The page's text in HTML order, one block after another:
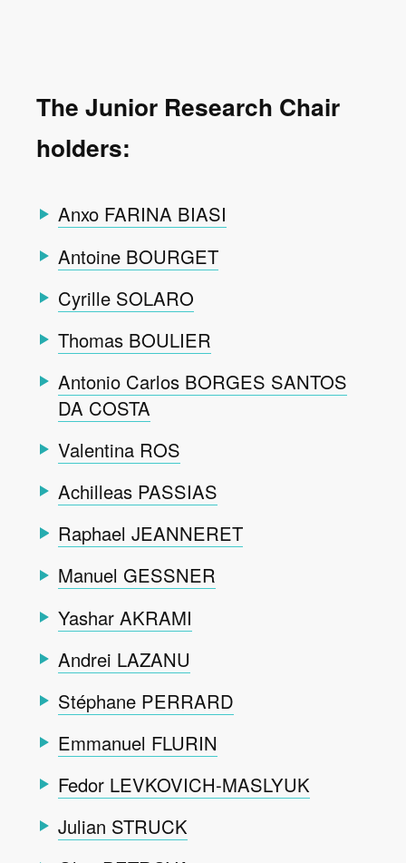
The Junior Research Chair
holders:
Anxo FARINA BIASI
Antoine BOURGET
Cyrille SOLARO
Thomas BOULIER
Antonio Carlos BORGES SANTOS
DA COSTA
Valentina ROS
Achilleas PASSIAS
Raphael JEANNERET
Manuel GESSNER
Yashar AKRAMI
Andrei LAZANU
Stéphane PERRARD
Emmanuel FLURIN
Fedor LEVKOVICH-MASLYUK
Julian STRUCK